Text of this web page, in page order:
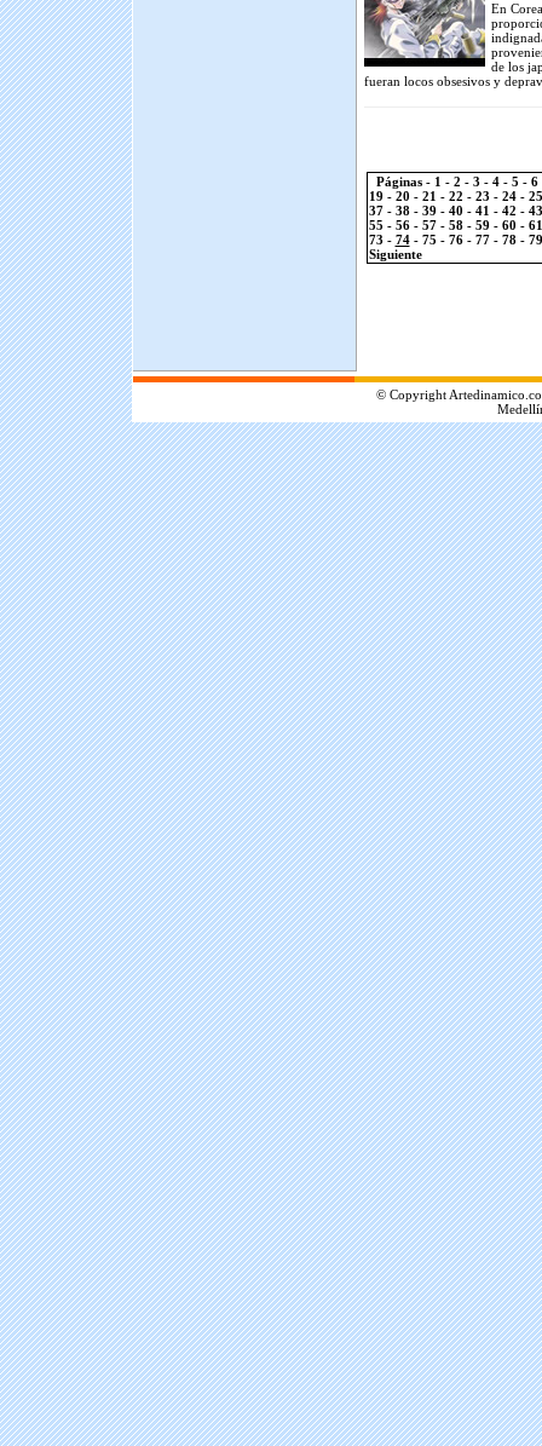
En
de los
fueran locos obsesivos y
Páginas - 1 - 2 - 3 - 4- 5 - 6
19 - 20 - 21 - 22 - 23 - 24- 25
37- 38- 39 - 40 - 41 - 42 - 43
55 - 56- 57- 58- 59 - 60 - 61
73 - 74- 75 - 76- 77- 78- 79
Siguiente
© Copyright